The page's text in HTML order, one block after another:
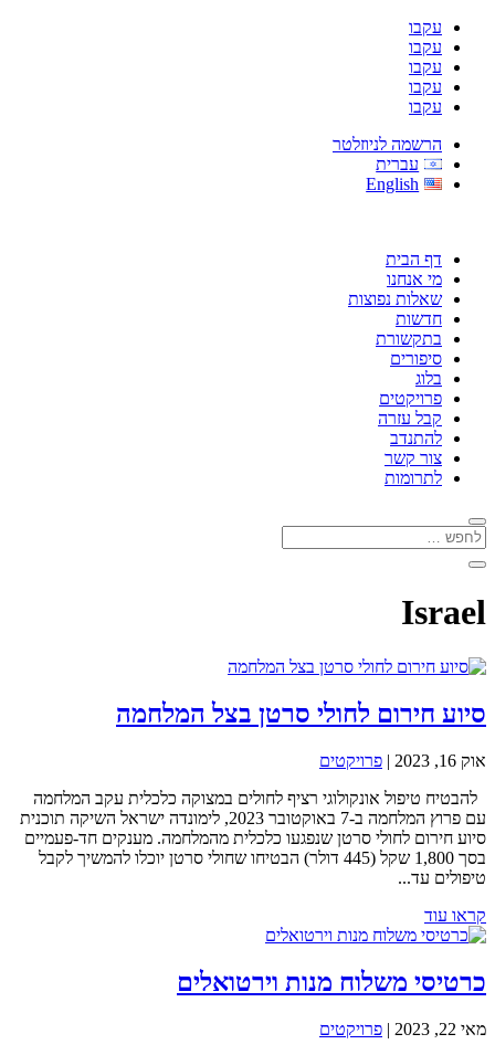
עקבו
עקבו
עקבו
עקבו
עקבו
הרשמה לניוזלטר
עברית
English
דף הבית
מי אנחנו
שאלות נפוצות
חדשות
בתקשורת
סיפורים
בלוג
פרויקטים
קבל עזרה
להתנדב
צור קשר
לתרומות
Israel
סיוע חירום לחולי סרטן בצל המלחמה
אוק 16, 2023 | פרויקטים
להבטיח טיפול אונקולוגי רציף לחולים במצוקה כלכלית עקב המלחמה
עם פרוץ המלחמה ב-7 באוקטובר 2023, לימונדה ישראל השיקה תוכנית
סיוע חירום לחולי סרטן שנפגעו כלכלית מהמלחמה. מענקים חד-פעמיים
בסך 1,800 שקל (445 דולר) הבטיחו שחולי סרטן יוכלו להמשיך לקבל
טיפולים עד...
קראו עוד
כרטיסי משלוח מנות וירטואלים
מאי 22, 2023 | פרויקטים